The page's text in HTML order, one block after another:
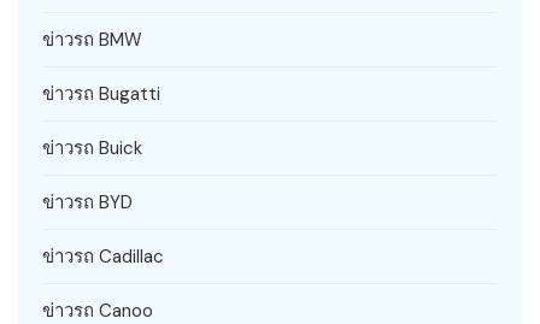
ข่าวรถ BMW
ข่าวรถ Bugatti
ข่าวรถ Buick
ข่าวรถ BYD
ข่าวรถ Cadillac
ข่าวรถ Canoo